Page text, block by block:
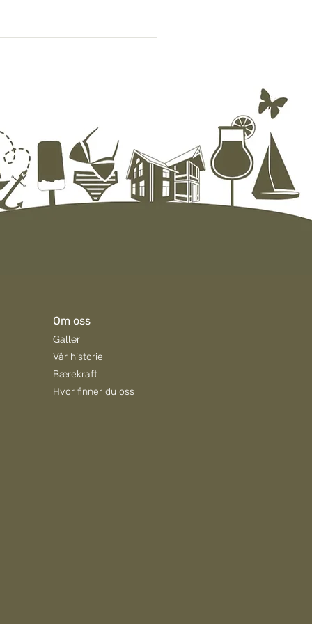
– respekter
Om oss
Galleri
Vår historie
Bærekraft
Hvor finner du oss